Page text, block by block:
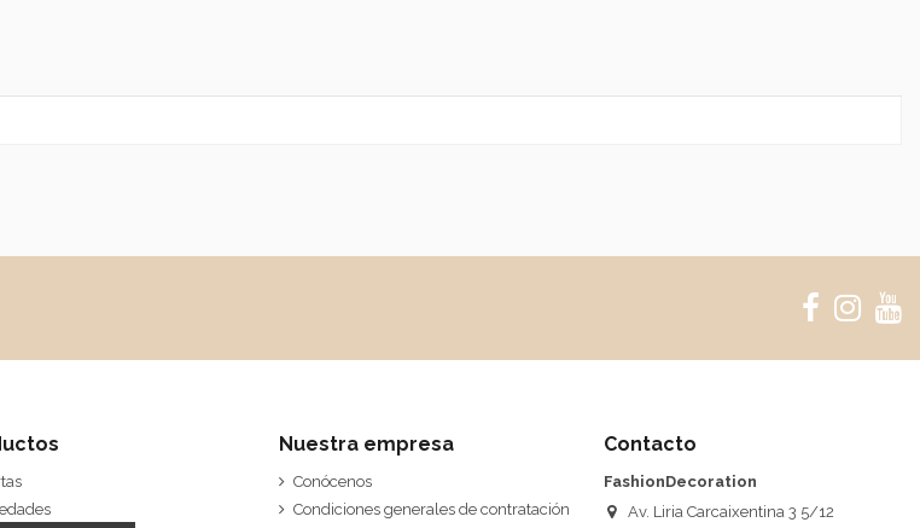
Nuestra empresa
Conócenos
Condiciones generales de contratación
Contacto
FashionDecoration
Av. Liria Carcaixentina 3 5/12